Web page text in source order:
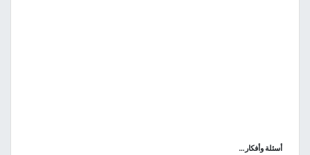
أسئلة وأفكار…